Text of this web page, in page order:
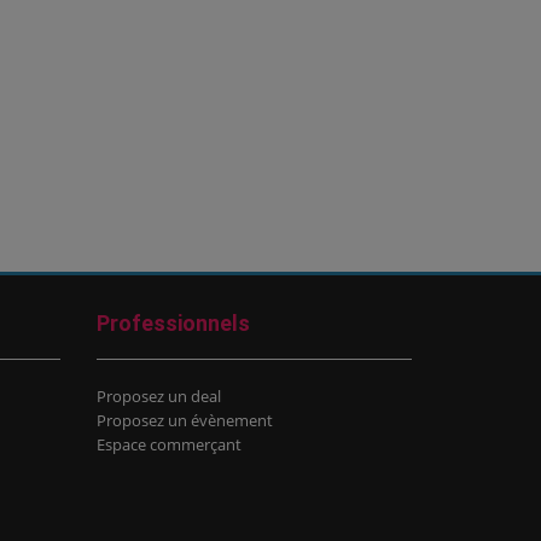
Professionnels
Proposez un deal
Proposez un évènement
Espace commerçant